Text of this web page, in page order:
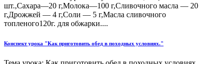
шт.,Сахара—20 г,Молока—100 г,Сливочного масла — 20
г,Дрожжей — 4 г,Соли — 5 г,Масла сливочного
топленого120г. для обжарки....
Конспект урока "Как приготовить обед в походных условиях."